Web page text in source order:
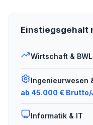
Einstiegsgehalt
Wirtschaft & BWL
Ingenieurwesen
ab 45.000 €
Informatik & IT